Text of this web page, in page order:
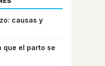
causas y
que el parto se